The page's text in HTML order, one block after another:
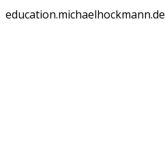
education.michaelhockmann.de